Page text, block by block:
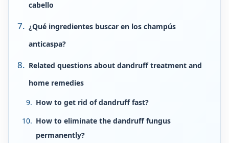
cabello
¿Qué ingredientes buscar en los champús
anticaspa?
Related questions about dandruff treatment and
home remedies
How to get rid of dandruff fast?
How to eliminate the dandruff fungus
permanently?